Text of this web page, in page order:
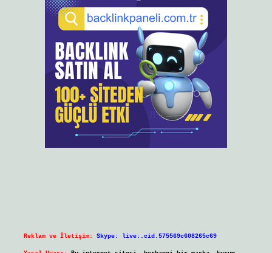
Reklam ve İletişim: Skype: live:.cid.575569c608265c69